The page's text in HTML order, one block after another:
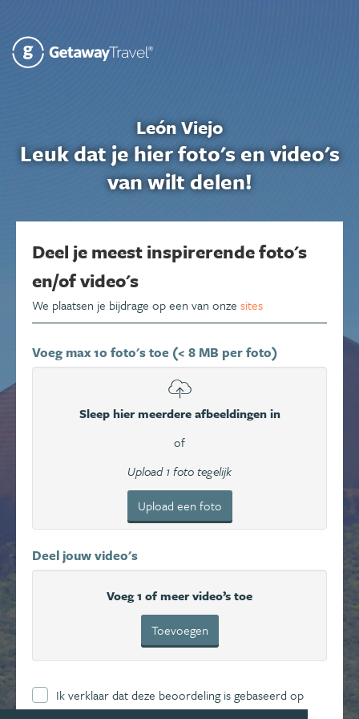
León Viejo
Leuk dat je hier foto's en video's
van wilt delen!
Deel je meest inspirerende foto's
en/of video's
We plaatsen je bijdrage op een van onze sites
Voeg max 10 foto's toe (< 8 MB per foto)
Sleep hier meerdere afbeeldingen in
of
Upload 1 foto tegelijk
Upload een foto
Deel jouw video's
Voeg 1 of meer video’s toe
Toevoegen
Ik verklaar dat deze beoordeling is gebaseerd op
mijn eigen ervaring en ga hierbij akkoord met de